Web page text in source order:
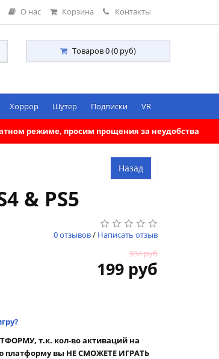
О нас Корзина Контакты
Товаров 0 (0 руб)
Хоррор Шутер Подписки VR
режиме, просим прощения за неудобства
& PS5
0 отзывов/ Написать отзыв
934 руб
199 руб
т.к. кол-во активаций на
платформу вы НЕ СМОЖЕТЕ ИГРАТЬ